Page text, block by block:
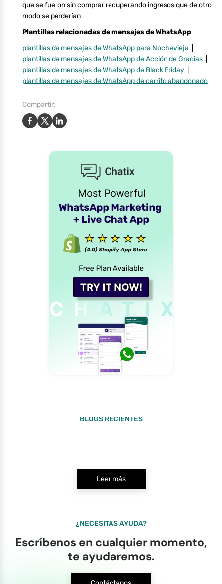
que se fueron sin comprar recuperando ingresos que de otro
modo se perderían
Plantillas relacionadas de mensajes de WhatsApp
plantillas de mensajes de WhatsApp para Nochevieja
plantillas de mensajes de WhatsApp de Acción de Gracias
plantillas de mensajes de WhatsApp de Black Friday
plantillas de mensajes de WhatsApp de carrito abandonado
Compartir:
BLOGS RECIENTES
Leer más
¿NECESITAS AYUDA?
Escríbenos en cualquier momento,
te ayudaremos.